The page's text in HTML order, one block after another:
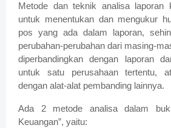
Metode dan teknik analisa laporan
untuk menentukan dan mengukur
pos yang ada dalam laporan,
perubahan-perubahan dari masing-
diperbandingkan dengan laporan
untuk satu perusahaan tertentu,
dengan alat-alat pembanding lainnya.
Ada 2 metode analisa dalam
Keuangan”, yaitu: